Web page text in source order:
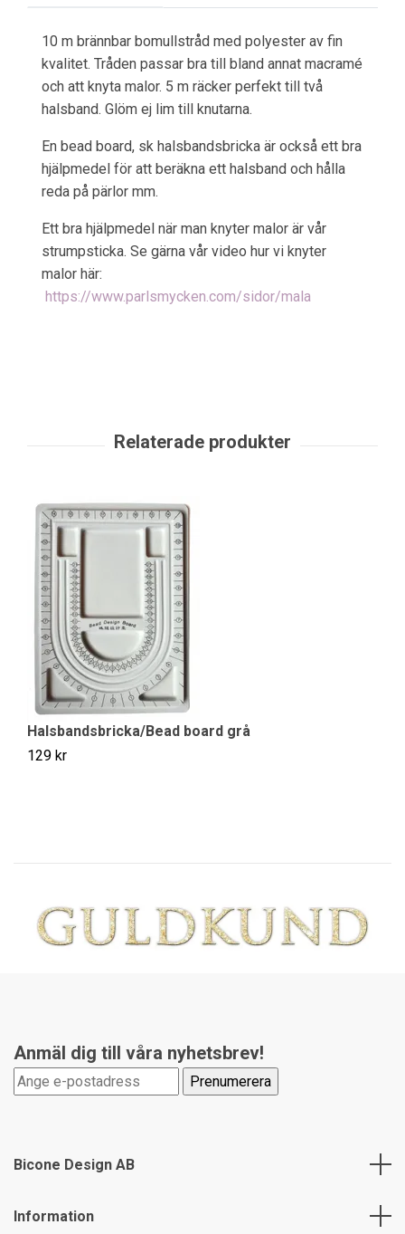
10 m brännbar bomullstråd med polyester av fin
kvalitet. Tråden passar bra till bland annat macramé
och att knyta malor. 5 m räcker perfekt till två
halsband. Glöm ej lim till knutarna.
En bead board, sk halsbandsbricka är också ett bra
hjälpmedel för att beräkna ett halsband och hålla
reda på pärlor mm.
Ett bra hjälpmedel när man knyter malor är vår
strumpsticka. Se gärna vår video hur vi knyter
malor här:
https://www.parlsmycken.com/sidor/mala
Halsbandsbricka/Bead board grå
129 kr
Anmäl dig till våra nyhetsbrev!
Bicone Design AB
Information